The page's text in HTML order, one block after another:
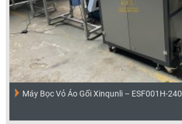
Máy Bọc Vỏ Áo Gối Xinqunli – ESF001H-240